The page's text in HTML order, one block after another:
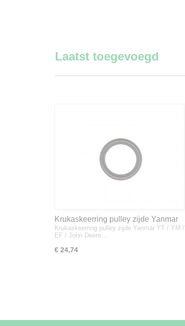
Laatst toegevoegd
Krukaskeerring pulley zijde Yanmar
YT / YM / EF / John Deere - 119934-
01800
Krukaskeerring pulley zijde Yanmar YT / YM /
EF / John Deere…
€ 24,74